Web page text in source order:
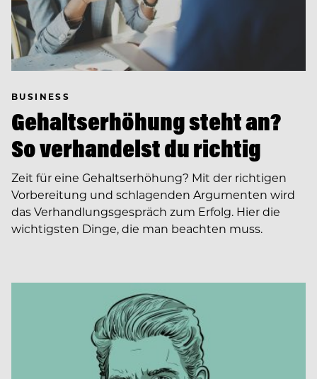
BUSINESS
Gehaltserhöhung steht an?
So verhandelst du richtig
Zeit für eine Gehaltserhöhung? Mit der richtigen
Vorbereitung und schlagenden Argumenten wird
das Verhandlungsgespräch zum Erfolg. Hier die
wichtigsten Dinge, die man beachten muss.